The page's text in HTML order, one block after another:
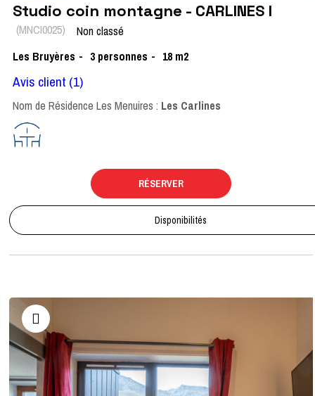
Studio coin montagne - CARLINES I
(MNCI0025)
Non classé
Les Bruyères
3 personnes 18 m2
Avis client (1)
Nom de Résidence Les Menuires : Les Carlines
RÉSERVER
Disponibilités